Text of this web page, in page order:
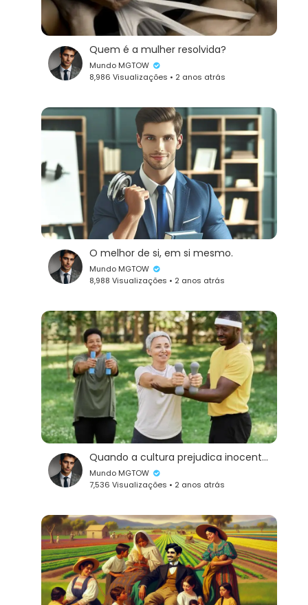
Quem é a mulher resolvida?
Mundo MGTOW
8,986 Visualizações • 2 anos atrás
O melhor de si, em si mesmo.
Mundo MGTOW
8,988 Visualizações • 2 anos atrás
Quando a cultura prejudica inocentes
Mundo MGTOW
7,536 Visualizações • 2 anos atrás